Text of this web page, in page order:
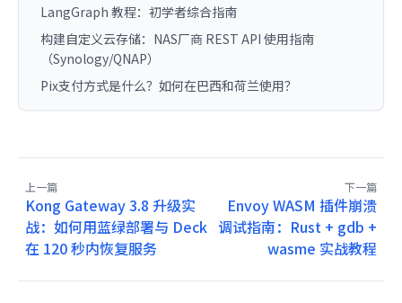
LangGraph 教程：初学者综合指南
构建自定义云存储：NAS厂商 REST API 使用指南
（Synology/QNAP）
Pix支付方式是什么？如何在巴西和荷兰使用？
上一篇
Kong Gateway 3.8 升级实
战：如何用蓝绿部署与 Deck
在 120 秒内恢复服务
下一篇
Envoy WASM 插件崩溃
调试指南：Rust + gdb +
wasme 实战教程